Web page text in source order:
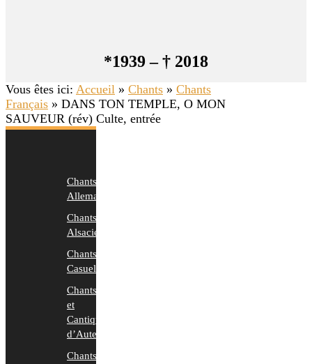
*1939 – † 2018
Vous êtes ici: Accueil » Chants » Chants
Français » DANS TON TEMPLE, O MON
SAUVEUR (rév) Culte, entrée
Chants
Allemands
Chants
Alsaciens
Chants
Casuels
Chants
et
Cantiques
d’Auteurs
Chants